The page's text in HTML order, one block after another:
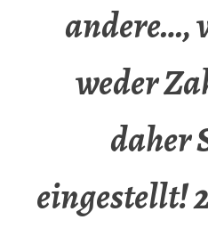
andere…,
weder
daher
eingestellt!